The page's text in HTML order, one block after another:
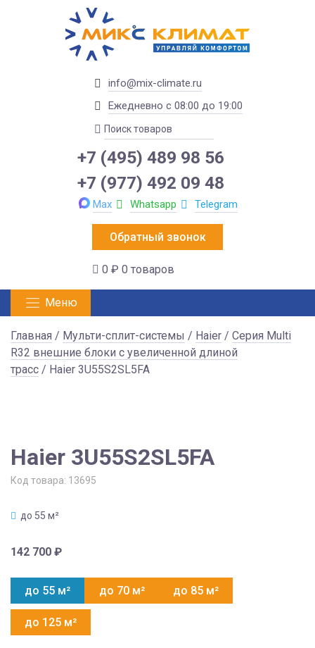
info@mix-climate.ru
Ежедневно с 08:00 до 19:00
+7 (495) 489 98 56
+7 (977) 492 09 48
Max Whatsapp Telegram
Обратный звонок
0 ₽ 0 товаров
Меню
Главная / Мульти-сплит-системы / Haier / Серия Multi
R32 внешние блоки с увеличенной длиной
трасс / Haier 3U55S2SL5FA
Haier 3U55S2SL5FA
Код товара: 13695
до 55 м²
142 700 ₽
до 55 м² до 70 м² до 85 м²
до 125 м²